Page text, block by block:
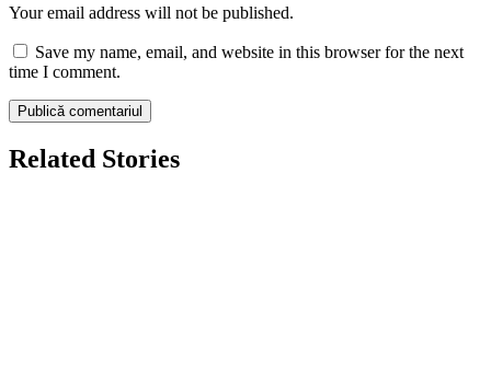
Your email address will not be published.
Save my name, email, and website in this browser for the next
time I comment.
Related Stories